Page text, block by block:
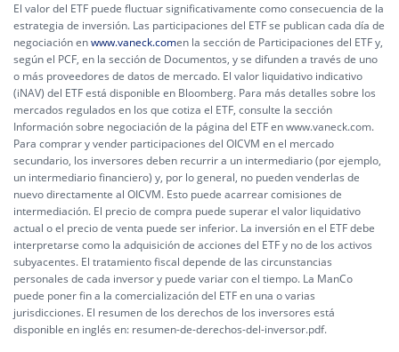
El valor del ETF puede fluctuar significativamente como consecuencia de la
estrategia de inversión. Las participaciones del ETF se publican cada día de
negociación enwww.vaneck.comen la sección de Participaciones del ETF y,
según el PCF, en la sección de Documentos, y se difunden a través de uno
o más proveedores de datos de mercado. El valor liquidativo indicativo
(iNAV) del ETF está disponible en Bloomberg. Para más detalles sobre los
mercados regulados en los que cotiza el ETF, consulte la sección
Información sobre negociación de la página del ETF en www.vaneck.com.
Para comprar y vender participaciones del OICVM en el mercado
secundario, los inversores deben recurrir a un intermediario (por ejemplo,
un intermediario financiero) y, por lo general, no pueden venderlas de
nuevo directamente al OICVM. Esto puede acarrear comisiones de
intermediación. El precio de compra puede superar el valor liquidativo
actual o el precio de venta puede ser inferior. La inversión en el ETF debe
interpretarse como la adquisición de acciones del ETF y no de los activos
subyacentes. El tratamiento fiscal depende de las circunstancias
personales de cada inversor y puede variar con el tiempo. La ManCo
puede poner fin a la comercialización del ETF en una o varias
jurisdicciones. El resumen de los derechos de los inversores está
disponible en inglés en: resumen-de-derechos-del-inversor.pdf.